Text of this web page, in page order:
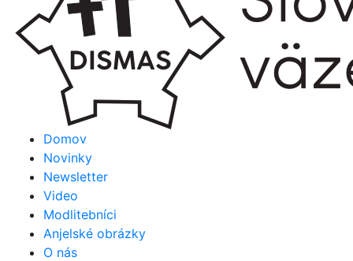
Domov
Novinky
Newsletter
Video
Modlitebníci
Anjelské obrázky
O nás